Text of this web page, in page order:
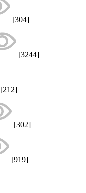
[304]
[3244]
[212]
[302]
[919]